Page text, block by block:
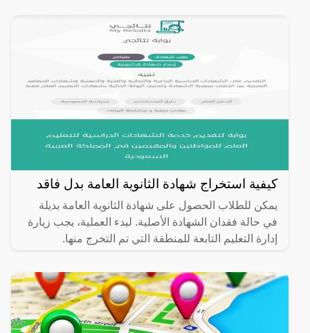
كيفية استخراج شهادة الثانوية العامة بدل فاقد
يمكن للطلاب الحصول على شهادة الثانوية العامة بديلة
في حالة فقدان الشهادة الأصلية. لبدء العملية، يجب زيارة
إدارة التعليم التابعة للمنطقة التي تم التخرج منها.